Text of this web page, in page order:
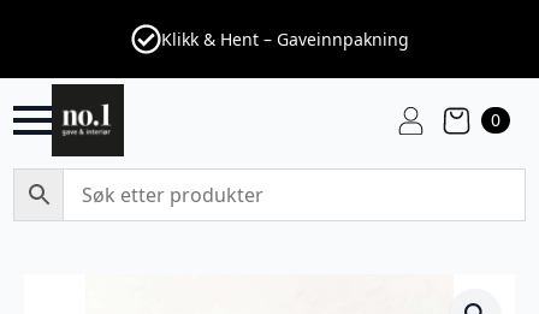
Klikk & Hent – Gaveinnpakning
0